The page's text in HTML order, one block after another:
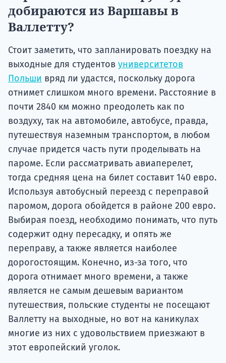
добираются из Варшавы в
Валлетту?
Стоит заметить, что запланировать поездку на
выходные для студентов университетов
Польши вряд ли удастся, поскольку дорога
отнимет слишком много времени. Расстояние в
почти 2840 км можно преодолеть как по
воздуху, так на автомобиле, автобусе, правда,
путешествуя наземным транспортом, в любом
случае придется часть пути проделывать на
пароме. Если рассматривать авиаперелет,
тогда средняя цена на билет составит 140 евро.
Используя автобусный переезд с переправой
паромом, дорога обойдется в районе 200 евро.
Выбирая поезд, необходимо понимать, что путь
содержит одну пересадку, и опять же
переправу, а также является наиболее
дорогостоящим. Конечно, из-за того, что
дорога отнимает много времени, а также
является не самым дешевым вариантом
путешествия, польские студенты не посещают
Валлетту на выходные, но вот на каникулах
многие из них с удовольствием приезжают в
этот европейский уголок.